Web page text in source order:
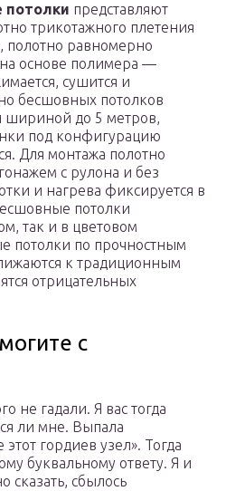
потолки представляют
трикотажного плетения
полотно равномерно
основе полимера —
сушится и
бесшовных потолков
шириной до 5 метров,
под конфигурацию
Для монтажа полотно
с рулона и без
и нагрева фиксируется в
потолки
так и в цветовом
потолки по прочностным
к традиционным
отрицательных
c
не гадали. Я вас тогда
ли мне. Выпала
гордиев узел». Тогда
буквальному ответу. Я и
сказать, сбылось